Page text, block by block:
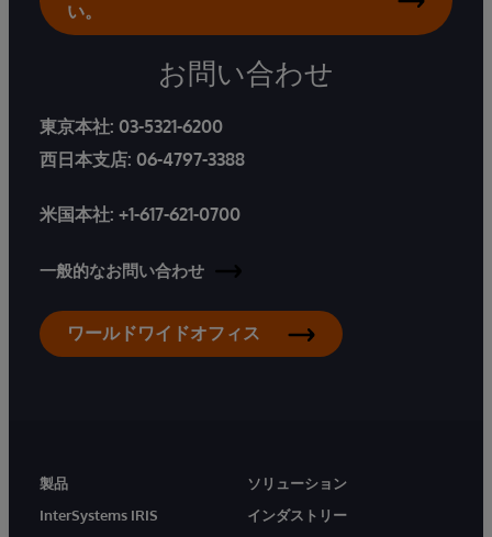
い。
お問い合わせ
東京本社: 03-5321-6200
西日本支店: 06-4797-3388
米国本社: +1-617-621-0700
一般的なお問い合わせ
ワールドワイドオフィス
製品
InterSystems IRIS
ソリューション
インダストリー